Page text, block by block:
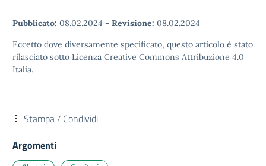
Pubblicato: 08.02.2024 - Revisione: 08.02.2024
Eccetto dove diversamente specificato, questo articolo è stato
rilasciato sotto Licenza Creative Commons Attribuzione 4.0
Italia.
Stampa / Condividi
Argomenti